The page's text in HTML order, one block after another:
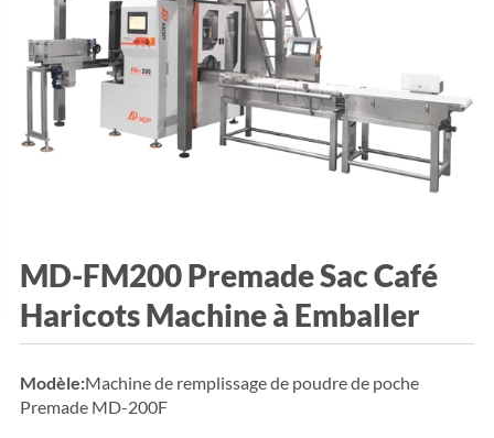
MD-FM200 Premade Sac Café
Haricots Machine à Emballer
Modèle:Machine de remplissage de poudre de poche
Premade MD-200F